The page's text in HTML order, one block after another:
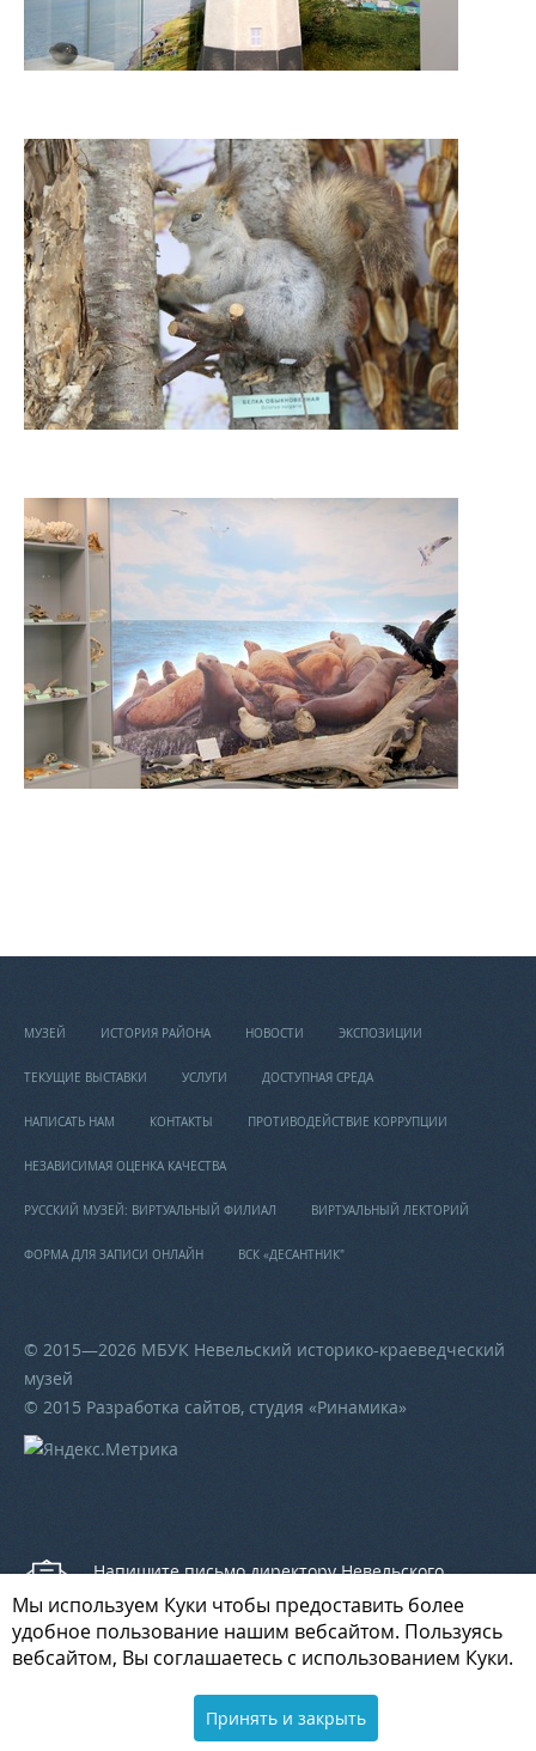
МУЗЕЙ ИСТОРИЯ РАЙОНА НОВОСТИ ЭКСПОЗИЦИИ
ТЕКУЩИЕ ВЫСТАВКИ УСЛУГИ ДОСТУПНАЯ СРЕДА
НАПИСАТЬ НАМ КОНТАКТЫ ПРОТИВОДЕЙСТВИЕ КОРРУПЦИИ
НЕЗАВИСИМАЯ ОЦЕНКА КАЧЕСТВА
РУССКИЙ МУЗЕЙ: ВИРТУАЛЬНЫЙ ФИЛИАЛ ВИРТУАЛЬНЫЙ ЛЕКТОРИЙ
ФОРМА ДЛЯ ЗАПИСИ ОНЛАЙН ВСК «ДЕСАНТНИК"
© 2015—2026 МБУК Невельский историко-краеведческий
музей
© 2015 Разработка сайтов, студия «Ринамика»
Напишите письмо директору Невельского
историко-краеведческого музея
Напишите письмо начальнику отдела культуры
Мы используем Куки чтобы предоставить более
удобное пользование нашим вебсайтом. Пользуясь
вебсайтом, Вы соглашаетесь с использованием Куки.
Принять и закрыть